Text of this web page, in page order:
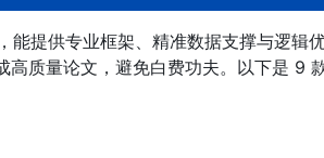
提供专业框架、精准数据支撑与逻辑
高质量论文，避免白费功夫。以下是 9